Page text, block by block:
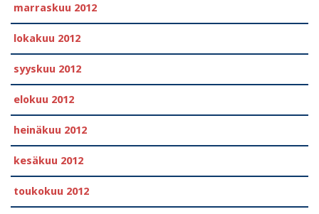
marraskuu 2012
lokakuu 2012
syyskuu 2012
elokuu 2012
heinäkuu 2012
kesäkuu 2012
toukokuu 2012